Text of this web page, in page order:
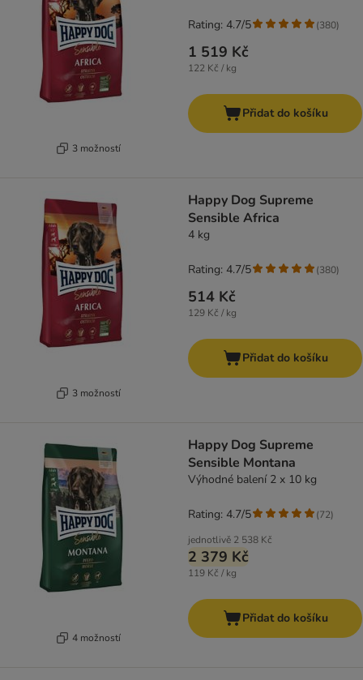
3 možností
1 519 Kč
122 Kč / kg
Rating: 4.7/5 (380)
Přidat do košíku
3 možností
Happy Dog Supreme
Sensible Africa
4 kg
514 Kč
129 Kč / kg
Rating: 4.7/5 (380)
Přidat do košíku
4 možností
Happy Dog Supreme
Sensible Montana
Výhodné balení 2 x 10 kg
jednotlivě 2 538 Kč
2 379 Kč
119 Kč / kg
Rating: 4.7/5 (72)
Přidat do košíku